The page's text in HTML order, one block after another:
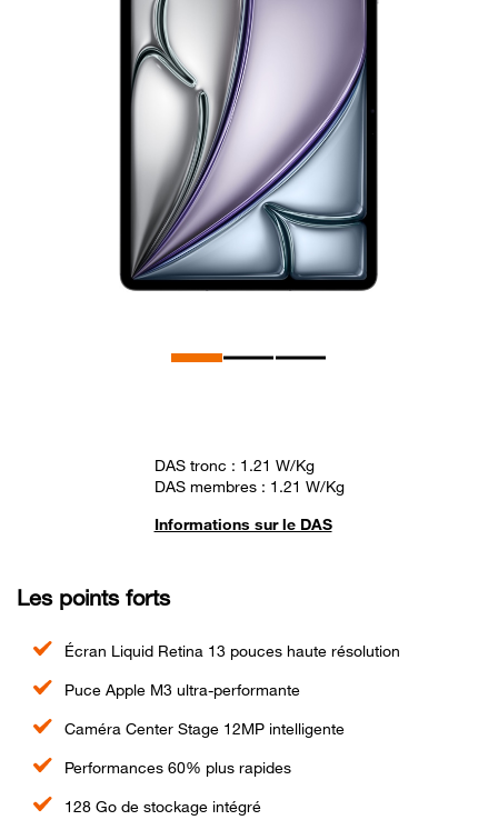
DAS tronc : 1.21 W/Kg
DAS membres : 1.21 W/Kg
Informations sur le DAS
Les points forts
Écran Liquid Retina 13 pouces haute résolution
Puce Apple M3 ultra-performante
Caméra Center Stage 12MP intelligente
Performances 60% plus rapides
128 Go de stockage intégré